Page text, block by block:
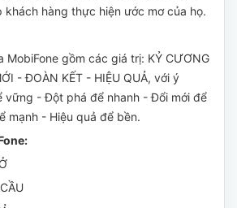
hàng thực hiện ước mơ của họ.
MobiFone gồm các giá trị: KỶ CƯƠNG
- ĐOÀN KẾT - HIỆU QUẢ, với ý
vững - Đột phá để nhanh - Đổi mới để
mạnh - Hiệu quả để bền.